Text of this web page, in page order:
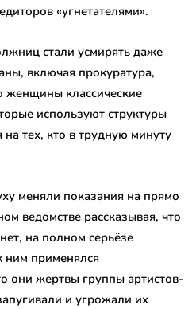
«угнетателями».
стали усмирять даже
включая прокуратура,
женщины классические
используют структуры
тех, кто в трудную минуту
меняли показания на прямо
ведомстве рассказывая, что
на полном серьёзе
ним применялся
они жертвы группы артистов-
и угрожали их